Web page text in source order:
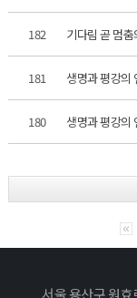
182 기다림 곧 멈
181 생명과 평강의
180 생명과 평강의
서울 용산구 원